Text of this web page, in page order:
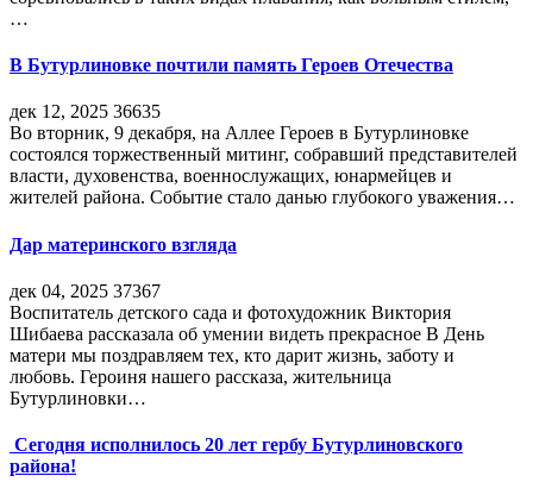
…
В Бутурлиновке почтили память Героев Отечества
дек 12, 2025 36635
Во вторник, 9 декабря, на Аллее Героев в Бутурлиновке
состоялся торжественный митинг, собравший представителей
власти, духовенства, военнослужащих, юнармейцев и
жителей района. Событие стало данью глубокого уважения…
Дар материнского взгляда
дек 04, 2025 37367
Воспитатель детского сада и фотохудожник Виктория
Шибаева рассказала об умении видеть прекрасное В День
матери мы поздравляем тех, кто дарит жизнь, заботу и
любовь. Героиня нашего рассказа, жительница
Бутурлиновки…
Сегодня исполнилось 20 лет гербу Бутурлиновского
района!